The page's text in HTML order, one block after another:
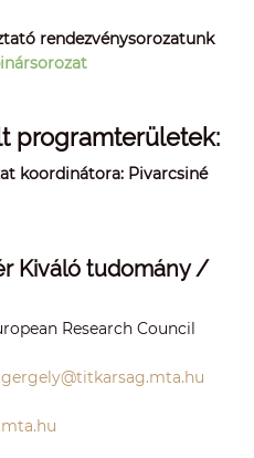
rendezvénysorozatunk
programterületek:
koordinátora: Pivarcsiné
Kiváló tudomány /
Research Council